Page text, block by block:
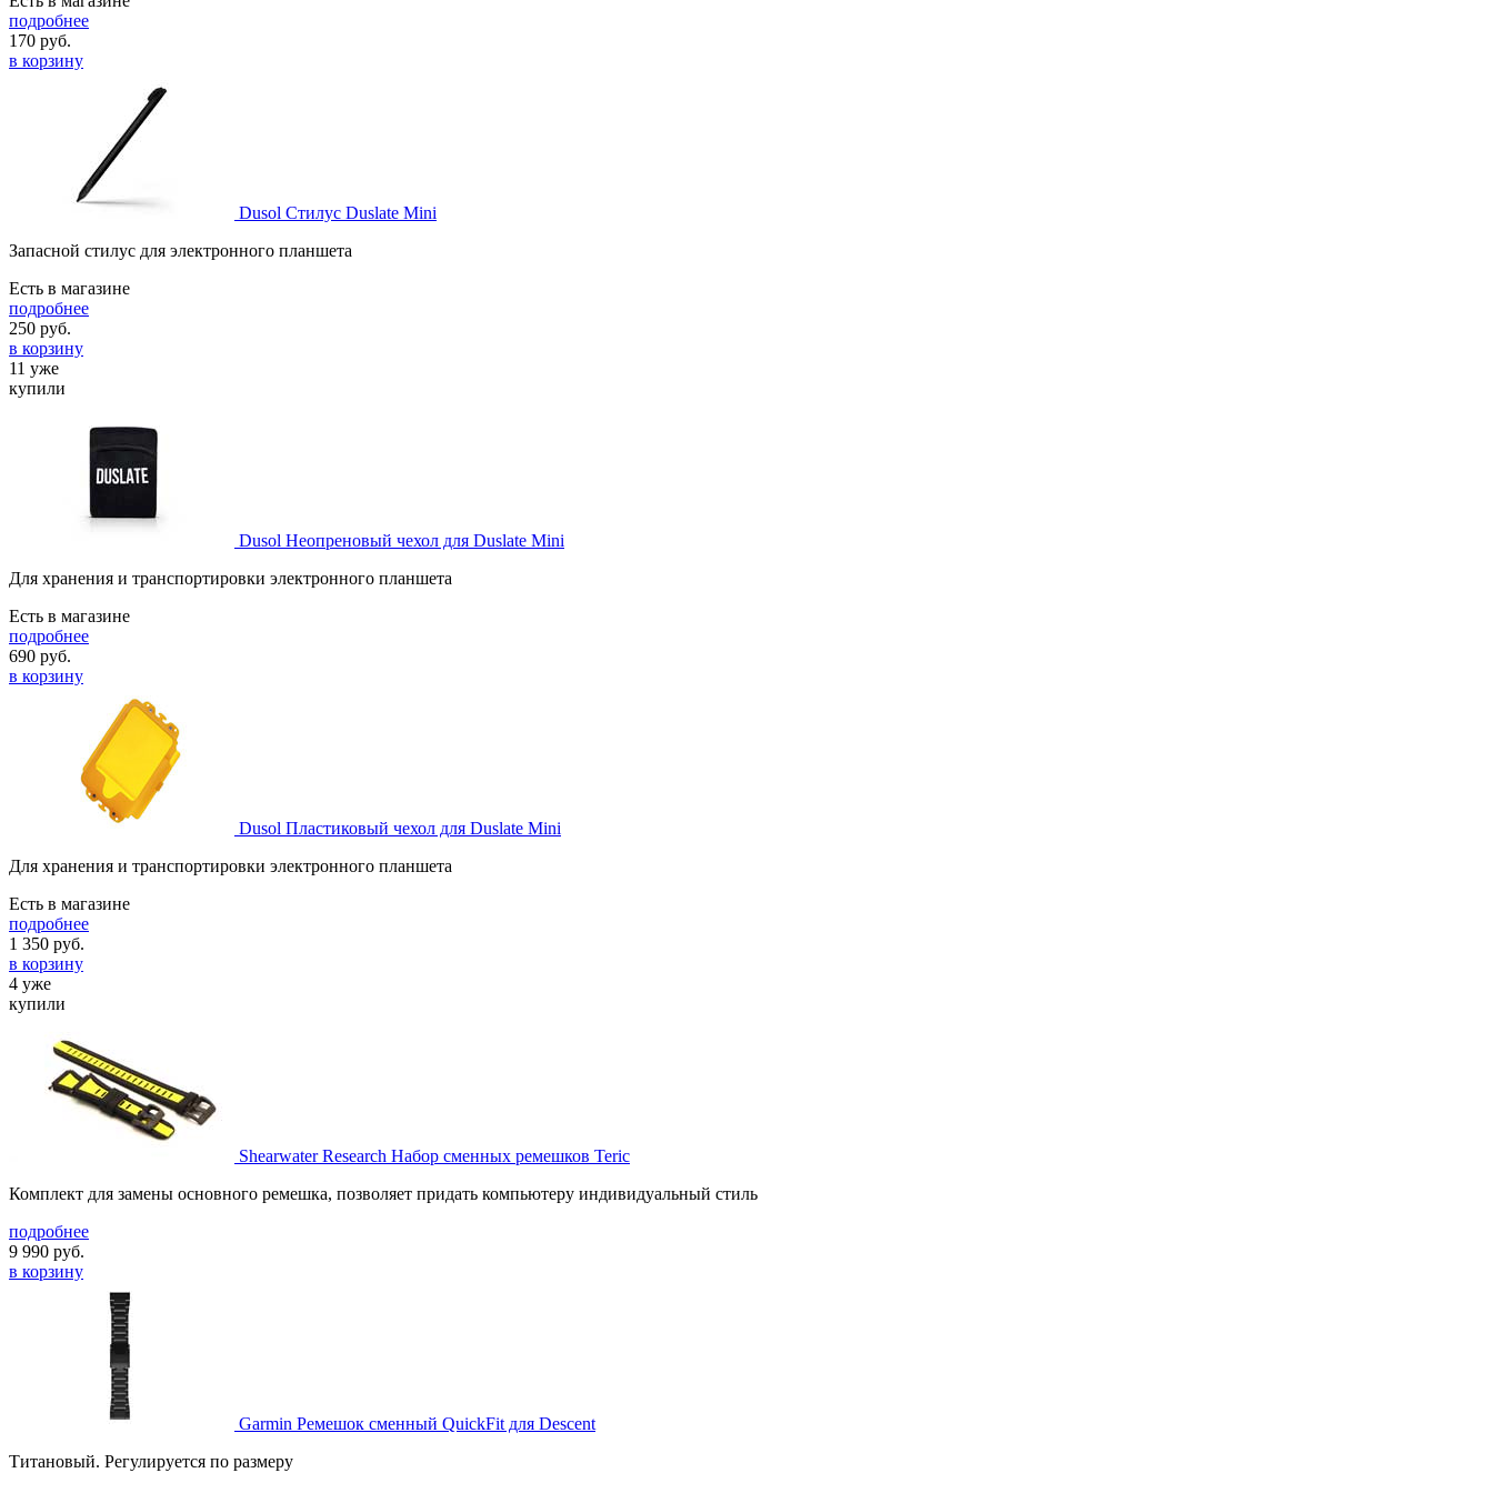
подробнее
170 руб.
в корзину
Dusol Стилус Duslate Mini
Запасной стилус для электронного планшета
Есть в магазине
подробнее
250 руб.
в корзину
11 уже
купили
Dusol Неопреновый чехол для Duslate Mini
Для хранения и транспортировки электронного планшета
Есть в магазине
подробнее
690 руб.
в корзину
Dusol Пластиковый чехол для Duslate Mini
Для хранения и транспортировки электронного планшета
Есть в магазине
подробнее
1 350 руб.
в корзину
4 уже
купили
Shearwater Research Набор сменных ремешков Teric
Комплект для замены основного ремешка, позволяет придать компьютеру индивидуальный стиль
подробнее
9 990 руб.
в корзину
Garmin Ремешок сменный QuickFit для Descent
Титановый. Регулируется по размеру